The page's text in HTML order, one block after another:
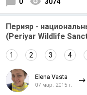
Перияр -
(Periyar Wildlife
1 2 3 4
Elena Vasta
07 мар. 2015 г.